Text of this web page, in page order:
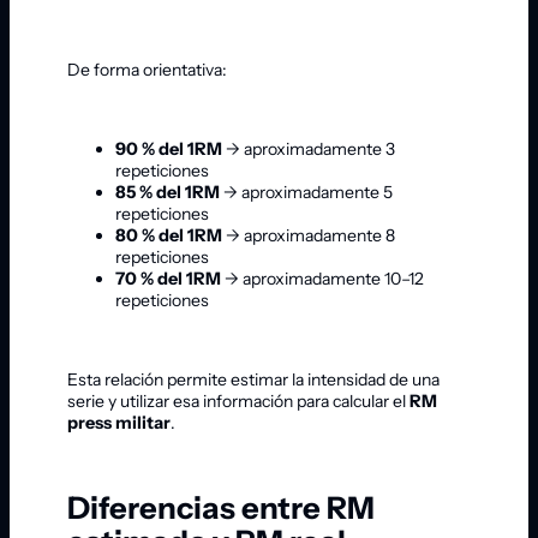
De forma orientativa:
90 % del 1RM → aproximadamente 3
repeticiones
85 % del 1RM → aproximadamente 5
repeticiones
80 % del 1RM → aproximadamente 8
repeticiones
70 % del 1RM → aproximadamente 10–12
repeticiones
Esta relación permite estimar la intensidad de una
serie y utilizar esa información para calcular elRM
press militar.
Diferencias entre RM